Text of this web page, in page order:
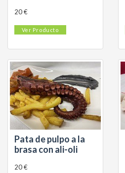
20 €
Ver Producto
Pata de pulpo a la
brasa con ali-oli
20 €